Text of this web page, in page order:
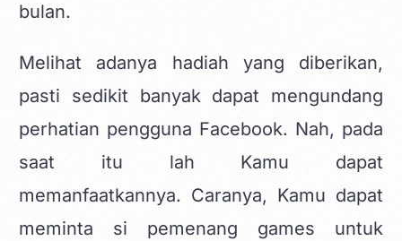
bulan.
Melihat adanya hadiah yang diberikan,
pasti sedikit banyak dapat mengundang
perhatian pengguna Facebook. Nah, pada
saat itu lah Kamu dapat
memanfaatkannya. Caranya, Kamu dapat
meminta si pemenang games untuk